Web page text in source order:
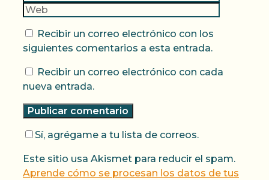
Recibir un correo electrónico con los
siguientes comentarios a esta entrada.
Recibir un correo electrónico con cada
nueva entrada.
Sí, agrégame a tu lista de correos.
Este sitio usa Akismet para reducir el spam.
Aprende cómo se procesan los datos de tus